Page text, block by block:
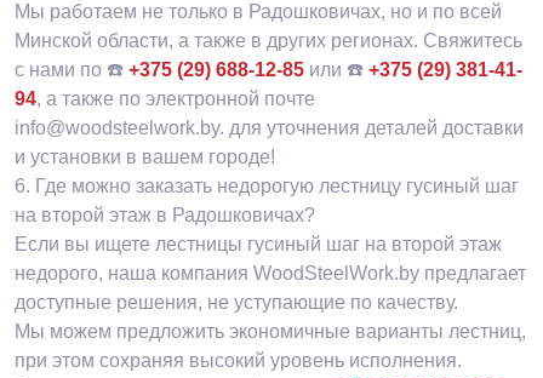
Мы работаем не только в Радошковичах, но и по всей
Минской области, а также в других регионах. Свяжитесь
с нами по ☎️ +375 (29) 688-12-85 или ☎️ +375 (29) 381-41-
94, а также по электронной почте
info@woodsteelwork.by. для уточнения деталей доставки
и установки в вашем городе!
6. Где можно заказать недорогую лестницу гусиный шаг
на второй этаж в Радошковичах?
Если вы ищете лестницы гусиный шаг на второй этаж
недорого, наша компания WoodSteelWork.by предлагает
доступные решения, не уступающие по качеству.
Мы можем предложить экономичные варианты лестниц,
при этом сохраняя высокий уровень исполнения.